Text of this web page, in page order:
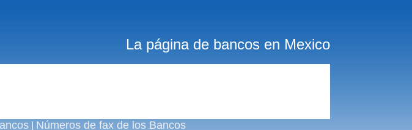
La página de bancos en Mexico
| Números de fax de los Bancos